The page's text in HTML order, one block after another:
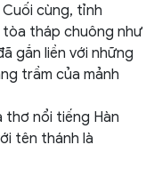
cùng, tỉnh
tòa tháp chuông như
gắn liền với những
trầm của mảnh
thơ nổi tiếng Hàn
tên thánh là